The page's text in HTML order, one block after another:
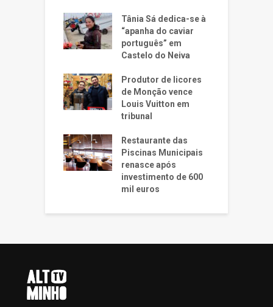
Tânia Sá dedica-se à
“apanha do caviar
português” em
Castelo do Neiva
Produtor de licores
de Monção vence
Louis Vuitton em
tribunal
Restaurante das
Piscinas Municipais
renasce após
investimento de 600
mil euros